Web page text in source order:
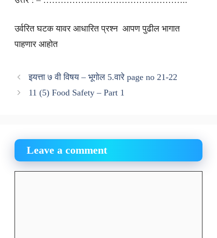
उर्वरित घटक यावर आधारित प्रश्न आपण पुढील भागात
पाहणार आहोत
इयत्ता ७ वी विषय – भूगोल 5.वारे page no 21-22
11 (5) Food Safety – Part 1
Leave a comment